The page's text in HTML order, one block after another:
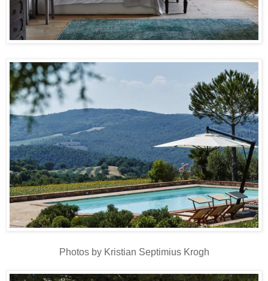
Photos by Kristian Septimius Krogh